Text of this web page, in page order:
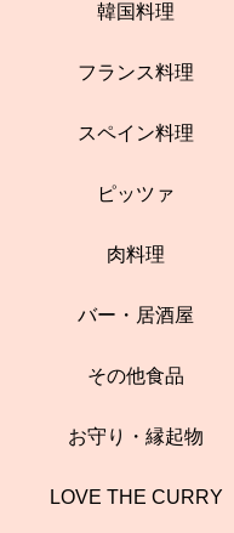
韓国料理
フランス料理
スペイン料理
ピッツァ
肉料理
バー・居酒屋
その他食品
お守り・縁起物
LOVE THE CURRY